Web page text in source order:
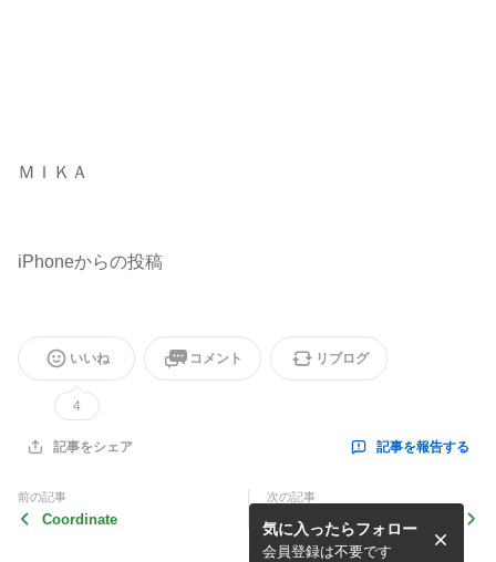
ＭＩＫＡ
iPhoneからの投稿
いいね
4
コメント リブログ
記事をシェア 記事を報告する
前の記事
Coordinate
次の記事
気に入ったらフォロー
会員登録は不要です